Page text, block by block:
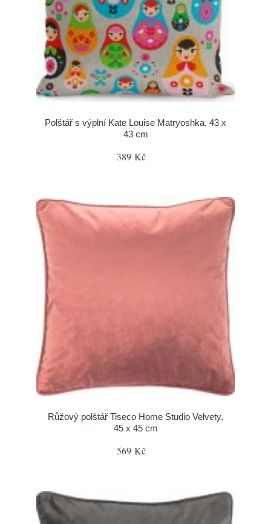
Polštář s výplní Kate Louise Matryoshka, 43 x
43 cm
389 Kč
Růžový polštář Tiseco Home Studio Velvety,
45 x 45 cm
569 Kč